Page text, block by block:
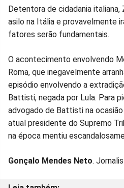
Detentora de cidadania
asilo na Itália e provavelmente
fatores serão fundamentais.
O acontecimento envolvendo
Roma, que inegavelmente
episódio envolvendo a
Battisti, negada por Lula. Para
advogado de Battisti na
atual presidente do Supremo
na época mentiu
Gonçalo Mendes Neto.